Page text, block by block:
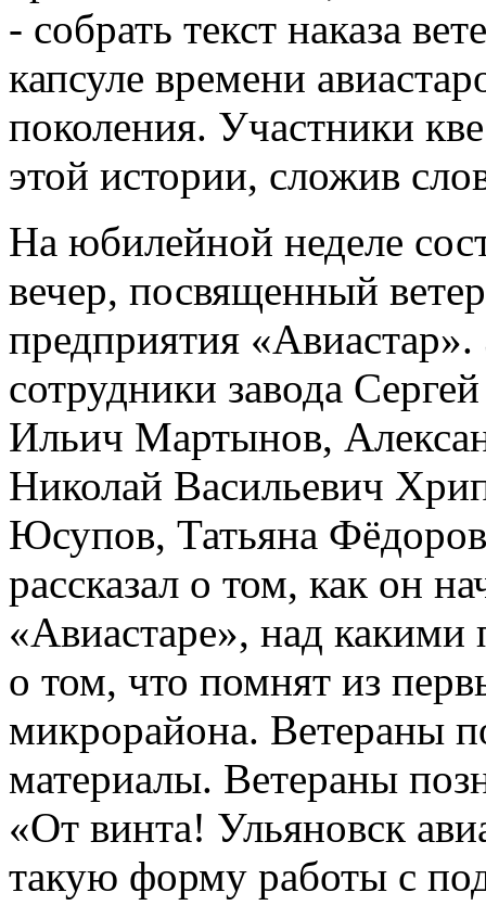
- собрать текст наказа
капсуле времени
поколения. Участники
этой истории, сложив
На юбилейной неделе
вечер, посвященный
предприятия
сотрудники завода
Ильич Мартынов,
Николай Васильевич
Юсупов, Татьяна
рассказал о том, как он
«Авиастаре», над какими
о том, что помнят из
микрорайона. Ветераны
материалы. Ветераны
«От винта! Ульяновск
такую форму работы с